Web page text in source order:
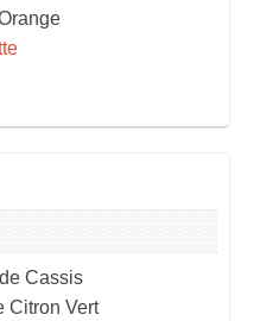
Cassis
Citron Vert